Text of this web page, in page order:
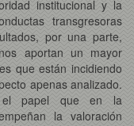
institucional y la
transgresoras
por una parte,
aportan un mayor
que están incidiendo
apenas analizado.
el papel que en la
la valoración